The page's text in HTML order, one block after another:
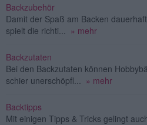
Backzubehör
Damit der Spaß am Backen
spielt die richti...
» mehr
Backzutaten
Bei den Backzutaten können
schier unerschöpfl...
» mehr
Backtipps
Mit einigen Tipps & Tricks gelingt